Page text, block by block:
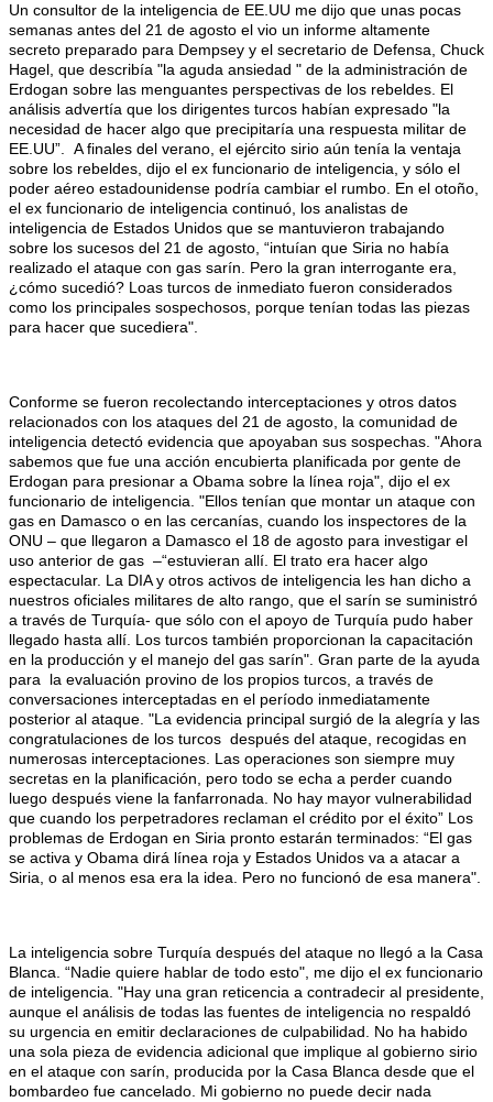
Un consultor de la inteligencia de EE.UU me dijo que unas pocas
semanas antes del 21 de agosto el vio un informe altamente
secreto preparado para Dempsey y el secretario de Defensa, Chuck
Hagel, que describía "la aguda ansiedad " de la administración de
Erdogan sobre las menguantes perspectivas de los rebeldes. El
análisis advertía que los dirigentes turcos habían expresado "la
necesidad de hacer algo que precipitaría una respuesta militar de
EE.UU”. A finales del verano, el ejército sirio aún tenía la ventaja
sobre los rebeldes, dijo el ex funcionario de inteligencia, y sólo el
poder aéreo estadounidense podría cambiar el rumbo. En el otoño,
el ex funcionario de inteligencia continuó, los analistas de
inteligencia de Estados Unidos que se mantuvieron trabajando
sobre los sucesos del 21 de agosto, “intuían que Siria no había
realizado el ataque con gas sarín. Pero la gran interrogante era,
¿cómo sucedió? Loas turcos de inmediato fueron considerados
como los principales sospechosos, porque tenían todas las piezas
para hacer que sucediera".
Conforme se fueron recolectando interceptaciones y otros datos
relacionados con los ataques del 21 de agosto, la comunidad de
inteligencia detectó evidencia que apoyaban sus sospechas. "Ahora
sabemos que fue una acción encubierta planificada por gente de
Erdogan para presionar a Obama sobre la línea roja", dijo el ex
funcionario de inteligencia. "Ellos tenían que montar un ataque con
gas en Damasco o en las cercanías, cuando los inspectores de la
ONU – que llegaron a Damasco el 18 de agosto para investigar el
uso anterior de gas –“estuvieran allí. El trato era hacer algo
espectacular. La DIA y otros activos de inteligencia les han dicho a
nuestros oficiales militares de alto rango, que el sarín se suministró
a través de Turquía- que sólo con el apoyo de Turquía pudo haber
llegado hasta allí. Los turcos también proporcionan la capacitación
en la producción y el manejo del gas sarín". Gran parte de la ayuda
para la evaluación provino de los propios turcos, a través de
conversaciones interceptadas en el período inmediatamente
posterior al ataque. "La evidencia principal surgió de la alegría y las
congratulaciones de los turcos después del ataque, recogidas en
numerosas interceptaciones. Las operaciones son siempre muy
secretas en la planificación, pero todo se echa a perder cuando
luego después viene la fanfarronada. No hay mayor vulnerabilidad
que cuando los perpetradores reclaman el crédito por el éxito” Los
problemas de Erdogan en Siria pronto estarán terminados: “El gas
se activa y Obama dirá línea roja y Estados Unidos va a atacar a
Siria, o al menos esa era la idea. Pero no funcionó de esa manera".
La inteligencia sobre Turquía después del ataque no llegó a la Casa
Blanca. “Nadie quiere hablar de todo esto", me dijo el ex funcionario
de inteligencia. "Hay una gran reticencia a contradecir al presidente,
aunque el análisis de todas las fuentes de inteligencia no respaldó
su urgencia en emitir declaraciones de culpabilidad. No ha habido
una sola pieza de evidencia adicional que implique al gobierno sirio
en el ataque con sarín, producida por la Casa Blanca desde que el
bombardeo fue cancelado. Mi gobierno no puede decir nada